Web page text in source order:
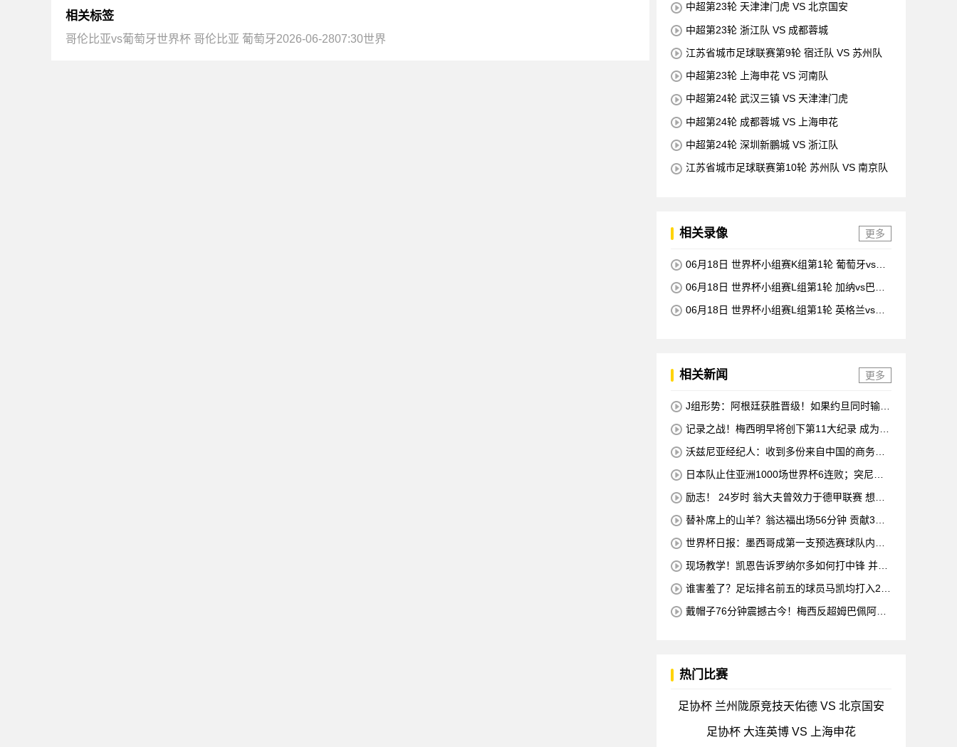
相关标签
哥伦比亚vs葡萄牙世界杯 哥伦比亚 葡萄牙2026-06-2807:30世界
中超第23轮 天津津门虎 VS 北京国安
中超第23轮 浙江队 VS 成都蓉城
江苏省城市足球联赛第9轮 宿迁队 VS 苏州队
中超第23轮 上海申花 VS 河南队
中超第24轮 武汉三镇 VS 天津津门虎
中超第24轮 成都蓉城 VS 上海申花
中超第24轮 深圳新鵬城 VS 浙江队
江苏省城市足球联赛第10轮 苏州队 VS 南京队
相关录像 更多
06月18日 世界杯小组赛K组第1轮 葡萄牙vs民
06月18日 世界杯小组赛L组第1轮 加纳vs巴拿
06月18日 世界杯小组赛L组第1轮 英格兰vs克
相关新闻 更多
J组形势：阿根廷获胜晋级！如果约旦同时输球
记录之战！梅西明早将创下第11大纪录 成为历
沃兹尼亚经纪人：收到多份来自中国的商务邀
日本队止住亚洲1000场世界杯6连败；突尼斯
励志！ 24岁时 翁大夫曾效力于德甲联赛 想要
替补席上的山羊？翁达福出场56分钟 贡献3球2
世界杯日报：墨西哥成第一支预选赛球队内马
现场教学！凯恩告诉罗纳尔多如何打中锋 并举
谁害羞了？足坛排名前五的球员马凯均打入2球
戴帽子76分钟震撼古今！梅西反超姆巴佩阿根
热门比赛
足协杯 兰州陇原竞技天佑德 VS 北京国安
足协杯 大连英博 VS 上海申花